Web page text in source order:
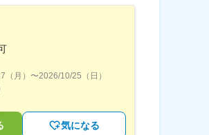
（月） 〜2026/10/25（日）
気になる